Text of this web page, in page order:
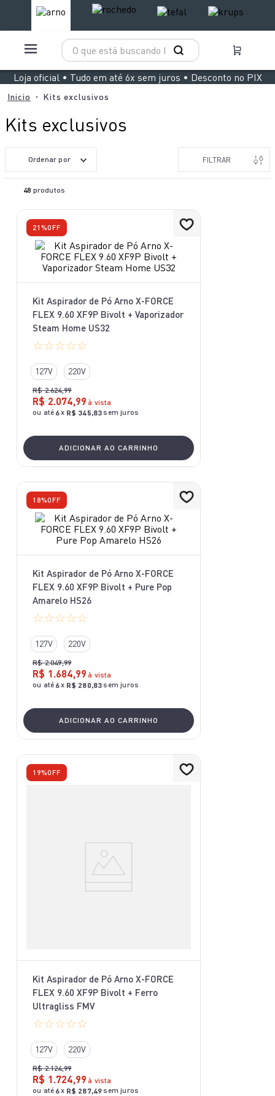
O que está buscando hoje?
Loja oficial • Tudo em até 6x sem juros • Desconto no PIX
Kits exclusivos
Kits exclusivos
Ordenar por FILTRAR
48 produtos
21%OFF
Kit Aspirador de Pó Arno X-FORCE
FLEX 9.60 XF9P Bivolt + Vaporizador
Steam Home US32
☆☆☆☆☆
127V 220V
R$ 2.624,99
R$ 2.074,99 à vista
ou até 6x R$ 345,83sem juros
ADICIONAR AO CARRINHO
18%OFF
Kit Aspirador de Pó Arno X-FORCE
FLEX 9.60 XF9P Bivolt + Pure Pop
Amarelo HS26
☆☆☆☆☆
127V 220V
R$ 2.049,99
R$ 1 .684,99 à vista
ou até 6x R$ 280,83sem juros
ADICIONAR AO CARRINHO
19%OFF
Kit Aspirador de Pó Arno X-FORCE
FLEX 9.60 XF9P Bivolt + Ferro
Ultragliss FMV
☆☆☆☆☆
127V 220V
R$ 2.124,99
R$ 1 .724,99 à vista
ou até 6x R$ 287,49sem juros
TERMOS MAIS BUSCADOS
1º
aspirador x clean 4
º
5º
duo power
8º
lightmix
9º
vaporizador pure pop
10º aspirador x-force 9 60